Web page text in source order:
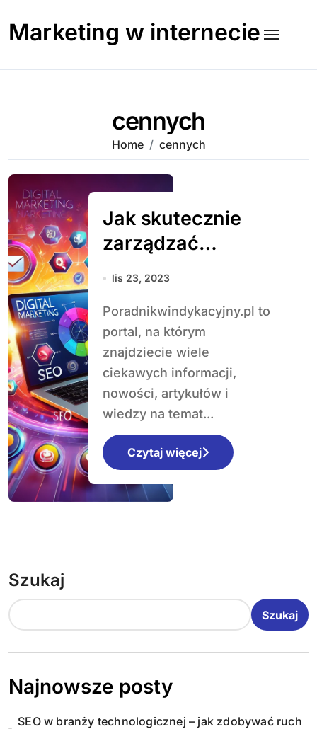
content
Marketing w internecie
cennych
Home cennych
Jak skutecznie
zarządzać
procesem
poradnik dla firm
lis 23, 2023
Poradnikwindykacyjny.pl to
portal, na którym
znajdziecie wiele
ciekawych informacji,
nowości, artykułów i
wiedzy na temat...
Czytaj więcej
Szukaj
Szukaj
Najnowsze posty
SEO w branży technologicznej – jak zdobywać ruch